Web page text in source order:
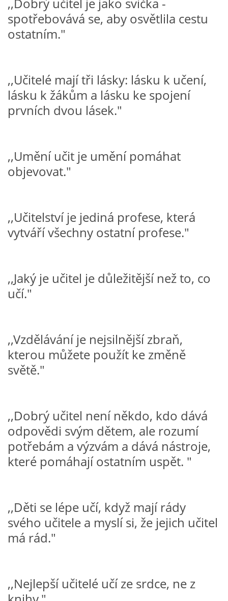
VZDĚLÁVACÍ BLOK ZÁŘÍ
VZDĚLÁVACÍ BLOK LISTOPAD
VZDĚLÁVACÍ BLOK PROSINEC
VZDĚLÁVACÍ BLOK ÚNOR
VZDĚLÁVACÍ BLOK DUBEN
VÝTVARNÉ POMŮCKY
VÝTVARNÉ AKTIVITY - LÉTO
VÝTVARNÉ AKTIVITY - ZIMA
CHARAKTERISTIKA ROČNÍCH OBDOBÍ
PÍSNĚ K TÉMATU JARO
POHYBOVÉ AKTIVITY NA TÉMA JARO
spotřebovává se, aby osvětlila cestu
ostatním."
,,Učitelé mají tři lásky: lásku k učení,
lásku k žákům a lásku ke spojení
prvních dvou lásek."
,,Umění učit je umění pomáhat
objevovat."
,,Učitelství je jediná profese, která
vytváří všechny ostatní profese."
,,Jaký je učitel je důležitější než to, co
učí."
,,Vzdělávání je nejsilnější zbraň,
kterou můžete použít ke změně
světě."
,,Dobrý učitel není někdo, kdo dává
odpovědi svým dětem, ale rozumí
potřebám a výzvám a dává nástroje,
které pomáhají ostatním uspět. "
,,Děti se lépe učí, když mají rády
svého učitele a myslí si, že jejich učitel
má rád."
,,Nejlepší učitelé učí ze srdce, ne z